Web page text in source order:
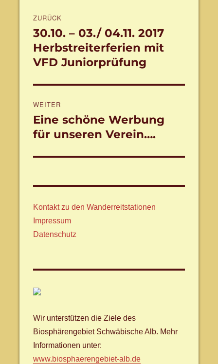
ZURÜCK
Vorheriger
Beitrag:
30.10. – 03./ 04.11. 2017
Herbstreiterferien mit
VFD Juniorprüfung
WEITER
Nächster
Beitrag:
Eine schöne Werbung
für unseren Verein….
Kontakt zu den Wanderreitstationen
Impressum
Datenschutz
Wir unterstützen die Ziele des
Biosphärengebiet Schwäbische Alb. Mehr
Informationen unter:
www.biosphaerengebiet-alb.de